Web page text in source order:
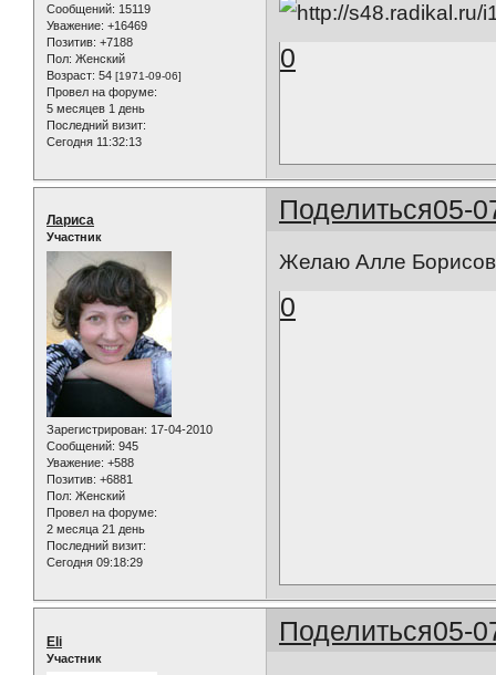
Сообщений: 15119
Уважение: +16469
Позитив: +7188
Пол: Женский
Возраст: 54 [1971-09-06]
Провел на форуме:
5 месяцев 1 день
Последний визит:
Сегодня 11:32:13
0
Поделиться05-
Лариса
Участник
Зарегистрирован: 17-04-2010
Сообщений: 945
Уважение: +588
Позитив: +6881
Пол: Женский
Провел на форуме:
2 месяца 21 день
Последний визит:
Сегодня 09:18:29
Желаю Алле
0
Поделиться05-
Eli
Участник